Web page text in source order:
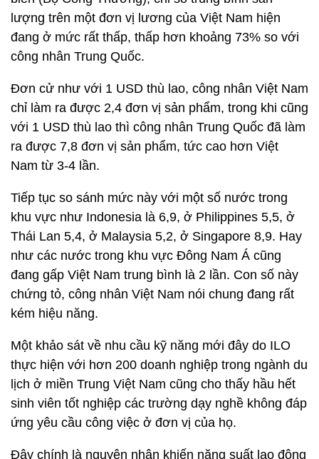
lượng trên một đơn vị lương của Việt Nam hiện
đang ở mức rất thấp, thấp hơn khoảng 73% so với
công nhân Trung Quốc.
Đơn cử như với 1 USD thù lao, công nhân Việt Nam
chỉ làm ra được 2,4 đơn vị sản phẩm, trong khi cũng
với 1 USD thù lao thì công nhân Trung Quốc đã làm
ra được 7,8 đơn vị sản phẩm, tức cao hơn Việt
Nam từ 3-4 lần.
Tiếp tục so sánh mức này với một số nước trong
khu vực như Indonesia là 6,9, ở Philippines 5,5, ở
Thái Lan 5,4, ở Malaysia 5,2, ở Singapore 8,9. Hay
như các nước trong khu vực Đông Nam Á cũng
đang gấp Việt Nam trung bình là 2 lần. Con số này
chứng tỏ, công nhân Việt Nam nói chung đang rất
kém hiệu năng.
Một khảo sát về nhu cầu kỹ năng mới đây do ILO
thực hiện với hơn 200 doanh nghiệp trong ngành du
lịch ở miền Trung Việt Nam cũng cho thấy hầu hết
sinh viên tốt nghiệp các trường dạy nghề không đáp
ứng yêu cầu công việc ở đơn vị của họ.
Đây chính là nguyên nhân khiến năng suất lao động